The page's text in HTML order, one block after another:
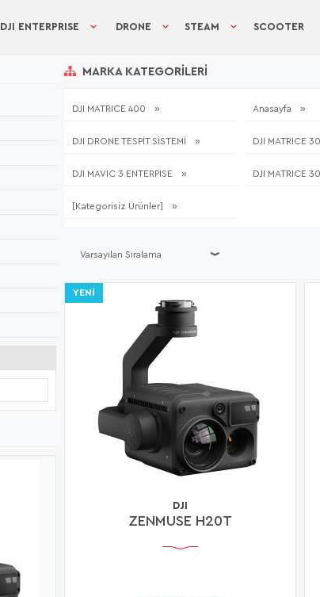
DJI ENTERPRISE DRONE STEAM SCOOTER
MARKA KATEGORILERI
DJI MATRICE 400 Anasayfa
DJI DRONE TESPİT SİSTEMİ DJI MATRICE
DJI MAVIC 3 ENTERPISE DJI MATRICE
[Kategorisiz Ürünler]
YENI
DJI
ZENMUSE H20T